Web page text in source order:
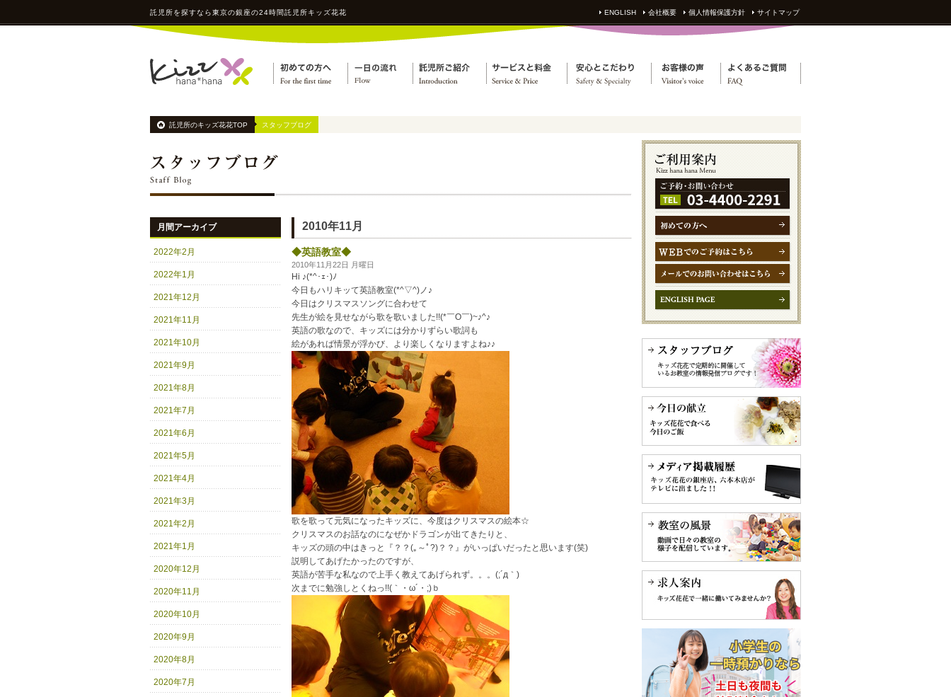
託児所を探すなら東京の銀座の24時間託児所キッズ花花 ENGLISH 会社概要 個人情報保護方針 サイトマップ
託児所のキッズ花花TOP スタッフブログ
月間アーカイブ
2022年2月
2022年1月
2021年12月
2021年11月
2021年10月
2021年9月
2021年8月
2021年7月
2021年6月
2021年5月
2021年4月
2021年3月
2021年2月
2021年1月
2020年12月
2020年11月
2020年10月
2020年9月
2020年8月
2020年7月
2010年11月
◆英語教室◆
2010年11月22日 月曜日
Hi ♪(*^･ｪ･)ﾉ
今日もハリキッて英語教室(*^▽^)ノ♪
今日はクリスマスソングに合わせて
先生が絵を見せながら歌を歌いました!!(*￣O￣)~♪^♪
英語の歌なので、キッズには分かりずらい歌詞も
絵があれば情景が浮かび、より楽しくなりますよね♪♪
歌を歌って元気になったキッズに、今度はクリスマスの絵本☆
クリスマスのお話なのになぜかドラゴンが出てきたりと、
キッズの頭の中はきっと『？？(｡～ﾟ?)？？』がいっぱいだったと思います(笑)
説明してあげたかったのですが、
英語が苦手な私なので上手く教えてあげられず。。。(;´д｀)
次までに勉強しとくねっ!!(｀・ω´・;)ｂ